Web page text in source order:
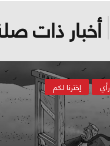
أخبار ذات
إخترنا لكم رأي